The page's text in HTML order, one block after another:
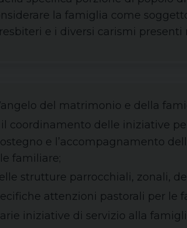
la famiglia come
e i diversi carismi presenti
del matrimonio e della
coordinamento delle iniziative
e l’accompagnamento
familiare;
strutture parrocchiali, zonali,
attenzioni pastorali per
iniziative di servizio alla